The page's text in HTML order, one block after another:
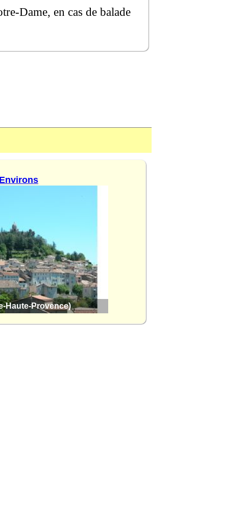
Dame, en cas de balade
Haute-Provence)